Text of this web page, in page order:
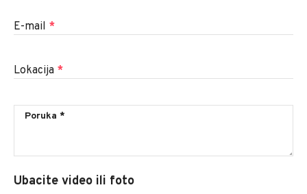
E-mail *
Lokacija *
Ubacite video ili foto